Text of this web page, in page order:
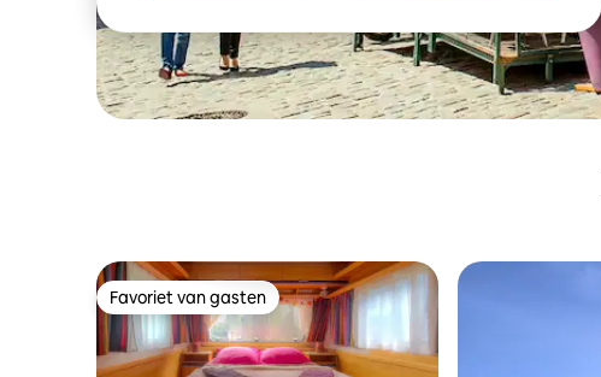
Favoriet van gasten
Favoriet van gasten